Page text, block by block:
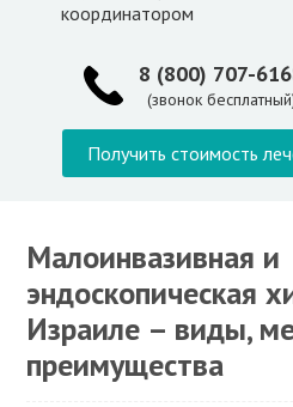
координатором
8 (800) 707-
(звонок
Получить стоимость
Малоинвазивная и
эндоскопическая
Израиле – виды,
преимущества